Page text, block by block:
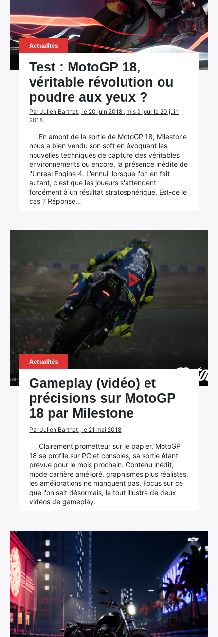
Actualités
Test : MotoGP 18,
véritable révolution ou
poudre aux yeux ?
Par Julien Barthet , le 20 juin 2018 , mis à jour le 20 juin
2018
En amont de la sortie de MotoGP 18, Milestone
nous a bien vendu son soft en évoquant les
nouvelles techniques de capture des véritables
environnements ou encore, la présence inédite de
l'Unreal Engine 4. L'ennui, lorsque l'on en fait
autant, c'est que les joueurs s'attendent
forcément à un résultat stratosphérique. Est-ce le
cas ? Réponse…
Actualités
Gameplay (vidéo) et
précisions sur MotoGP
18 par Milestone
Par Julien Barthet , le 21 mai 2018
Clairement prometteur sur le papier, MotoGP
18 se profile sur PC et consoles, sa sortie étant
prévue pour le mois prochain. Contenu inédit,
mode carrière amélioré, graphismes plus réalistes,
les améliorations ne manquent pas. Focus sur ce
que l'on sait désormais, le tout illustré de deux
vidéos de gameplay.